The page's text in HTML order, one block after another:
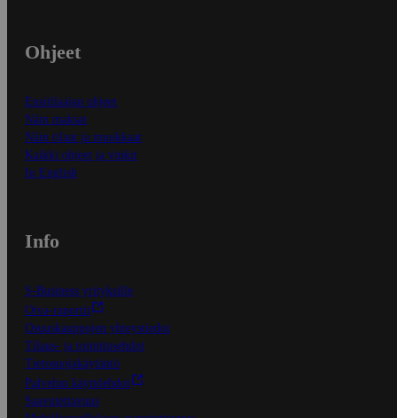
Ohjeet
Ensitilaajan ohjeet
Näin maksat
Näin tilaat ja muokkaat
Kaikki ohjeet ja vinkit
In English
Info
S-Business yrityksille
Oiva-raportit
Osuuskauppojen yhteystiedot
Tilaus- ja toimitusehdot
Tietosuojakäytäntö
Palvelun käyttöehdot
Saavutettavuus